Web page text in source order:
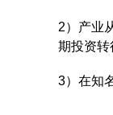
2）产业
期投资转
3）在知